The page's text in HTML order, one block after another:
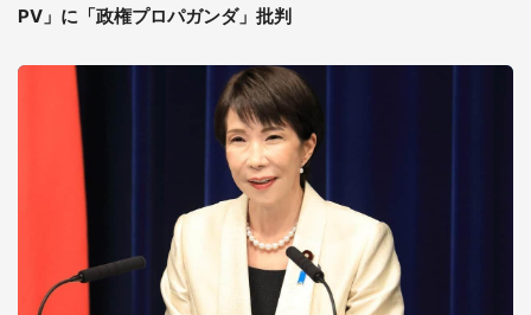
PV」に「政権プロパガンダ」批判